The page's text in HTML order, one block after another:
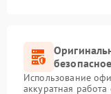
Использование
аккуратная